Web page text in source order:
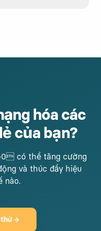
hóa các
của bạn?
có thể tăng cường
và thúc đẩy hiệu
nào.
thử